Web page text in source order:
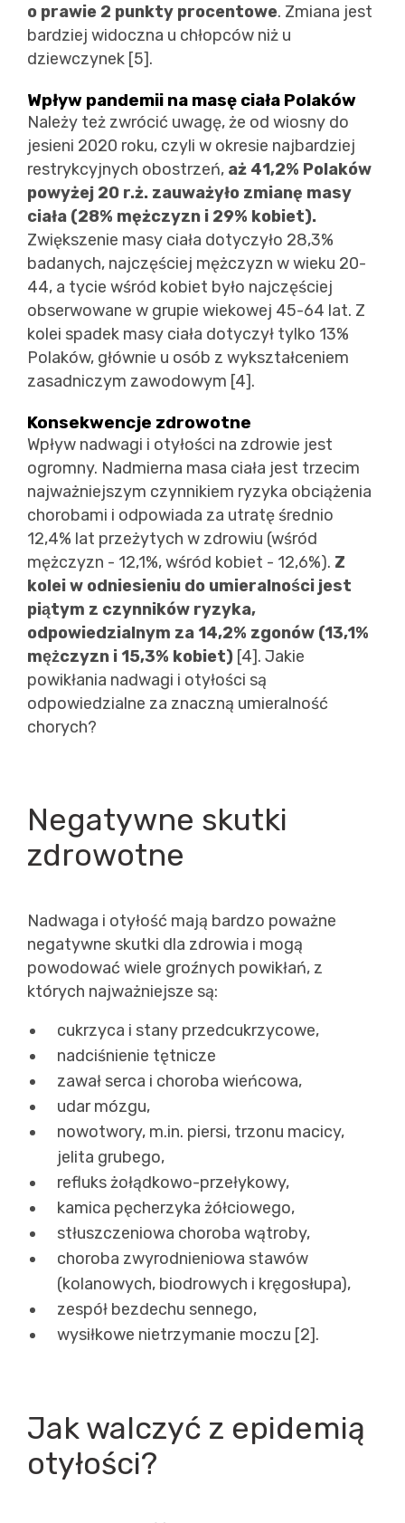
o prawie 2 punkty procentowe. Zmiana jest
bardziej widoczna u chłopców niż u
dziewczynek [5].
Wpływ pandemii na masę ciała Polaków
Należy też zwrócić uwagę, że od wiosny do
jesieni 2020 roku, czyli w okresie najbardziej
restrykcyjnych obostrzeń, aż 41,2% Polaków
powyżej 20 r.ż. zauważyło zmianę masy
ciała (28% mężczyzn i 29% kobiet).
Zwiększenie masy ciała dotyczyło 28,3%
badanych, najczęściej mężczyzn w wieku 20-
44, a tycie wśród kobiet było najczęściej
obserwowane w grupie wiekowej 45-64 lat. Z
kolei spadek masy ciała dotyczył tylko 13%
Polaków, głównie u osób z wykształceniem
zasadniczym zawodowym [4].
Konsekwencje zdrowotne
Wpływ nadwagi i otyłości na zdrowie jest
ogromny. Nadmierna masa ciała jest trzecim
najważniejszym czynnikiem ryzyka obciążenia
chorobami i odpowiada za utratę średnio
12,4% lat przeżytych w zdrowiu (wśród
mężczyzn - 12,1%, wśród kobiet - 12,6%). Z
kolei w odniesieniu do umieralności jest
piątym z czynników ryzyka,
odpowiedzialnym za 14,2% zgonów (13,1%
mężczyzn i 15,3% kobiet) [4]. Jakie
powikłania nadwagi i otyłości są
odpowiedzialne za znaczną umieralność
chorych?
Negatywne skutki
zdrowotne
Nadwaga i otyłość mają bardzo poważne
negatywne skutki dla zdrowia i mogą
powodować wiele groźnych powikłań, z
których najważniejsze są:
cukrzyca i stany przedcukrzycowe,
nadciśnienie tętnicze
zawał serca i choroba wieńcowa,
udar mózgu,
nowotwory, m.in. piersi, trzonu macicy,
jelita grubego,
refluks żołądkowo-przełykowy,
kamica pęcherzyka żółciowego,
stłuszczeniowa choroba wątroby,
choroba zwyrodnieniowa stawów
(kolanowych, biodrowych i kręgosłupa),
zespół bezdechu sennego,
wysiłkowe nietrzymanie moczu [2].
Jak walczyć z epidemią
otyłości?